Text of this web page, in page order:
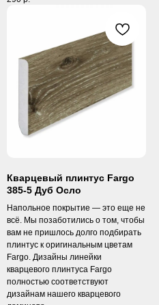
Кварцевый плинтус Fargo
385-5 Дуб Осло
Напольное покрытие — это еще не
всё. Мы позаботились о том, чтобы
вам не пришлось долго подбирать
плинтус к оригинальным цветам
Fargo. Дизайны линейки
кварцевого плинтуса Fargo
полностью соответствуют
дизайнам нашего кварцевого